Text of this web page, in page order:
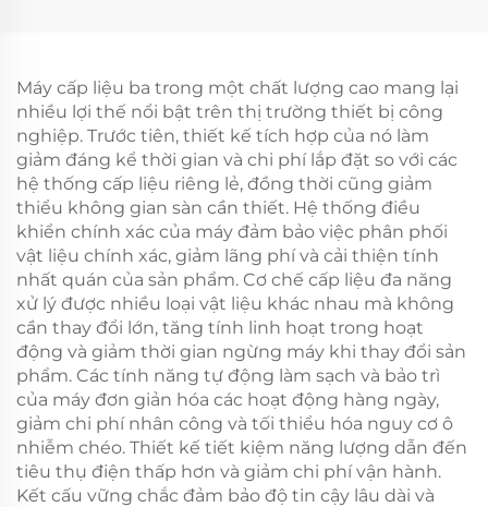
Máy cấp liệu ba trong một chất lượng cao mang lại
nhiều lợi thế nổi bật trên thị trường thiết bị công
nghiệp. Trước tiên, thiết kế tích hợp của nó làm
giảm đáng kể thời gian và chi phí lắp đặt so với các
hệ thống cấp liệu riêng lẻ, đồng thời cũng giảm
thiểu không gian sàn cần thiết. Hệ thống điều
khiển chính xác của máy đảm bảo việc phân phối
vật liệu chính xác, giảm lãng phí và cải thiện tính
nhất quán của sản phẩm. Cơ chế cấp liệu đa năng
xử lý được nhiều loại vật liệu khác nhau mà không
cần thay đổi lớn, tăng tính linh hoạt trong hoạt
động và giảm thời gian ngừng máy khi thay đổi sản
phẩm. Các tính năng tự động làm sạch và bảo trì
của máy đơn giản hóa các hoạt động hàng ngày,
giảm chi phí nhân công và tối thiểu hóa nguy cơ ô
nhiễm chéo. Thiết kế tiết kiệm năng lượng dẫn đến
tiêu thụ điện thấp hơn và giảm chi phí vận hành.
Kết cấu vững chắc đảm bảo độ tin cậy lâu dài và